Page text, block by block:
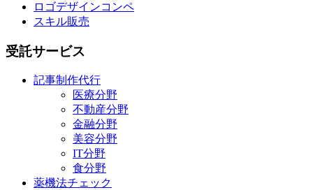
ロゴデザインコンペ
スキル販売
受託サービス
記事制作代行
医療分野
不動産分野
金融分野
美容分野
IT分野
食分野
薬機法チェック